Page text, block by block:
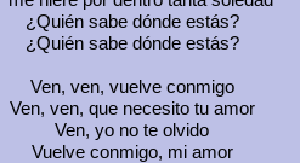
¿Quién sabe dónde estás?
¿Quién sabe dónde estás?
Ven, ven, vuelve conmigo
Ven, ven, que necesito tu amor
Ven, yo no te olvido
Vuelve conmigo, mi amor